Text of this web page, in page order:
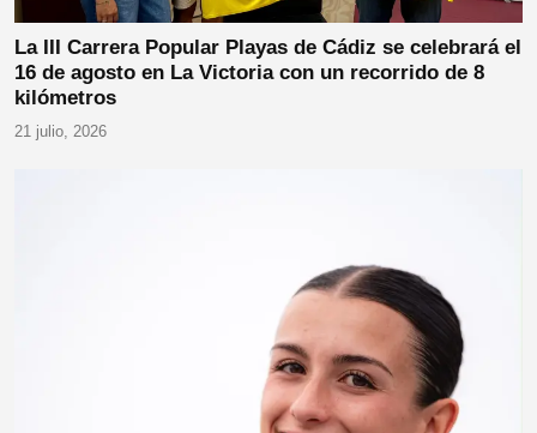
La III Carrera Popular Playas de Cádiz se celebrará el
16 de agosto en La Victoria con un recorrido de 8
kilómetros
21 julio, 2026